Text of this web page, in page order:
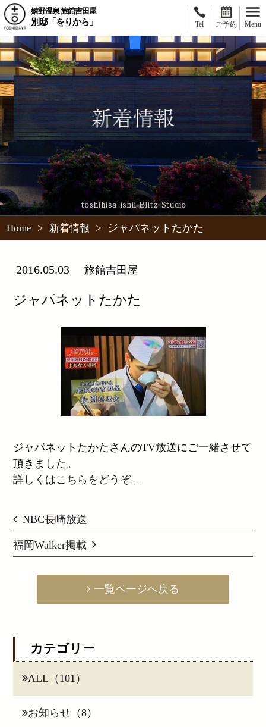
嬉野温泉 旅館吉田屋
別邸「をりから」 Tel ご予約 Menu
Home > 新着情報 > ジャパネットたかた
2016.05.03 旅館吉田屋
ジャパネットたかた
ジャパネットたかたさんのTV放送にご一緒させて
頂きました。
詳しくはこちらをどうぞ。
NBC長崎放送
福岡Walker掲載
一覧ページへ戻る
カテゴリー
ALL（101）
お知らせ（8）